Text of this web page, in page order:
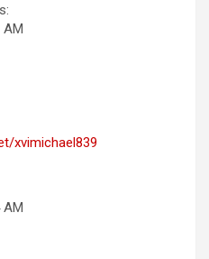
AM
xvimichael839
AM